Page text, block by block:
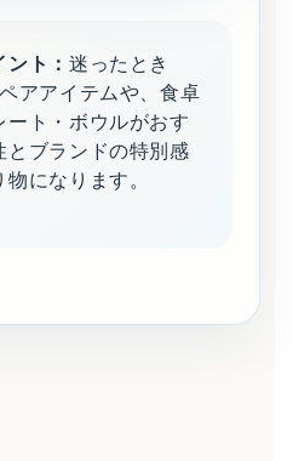
ト： 迷ったとき
アアイテムや、食卓
ート・ボウルがおす
とブランドの特別感
になります。